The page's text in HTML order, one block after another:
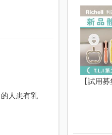
人患有乳
【試用